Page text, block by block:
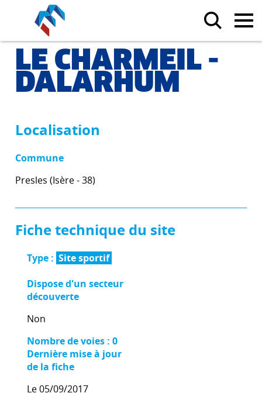
LE CHARMEIL -
DALARHUM
Localisation
Commune
Presles (Isère - 38)
Fiche technique du site
Type : Site sportif
Dispose d'un secteur
découverte
Non
Nombre de voies : 0
Dernière mise à jour
de la fiche
Le 05/09/2017